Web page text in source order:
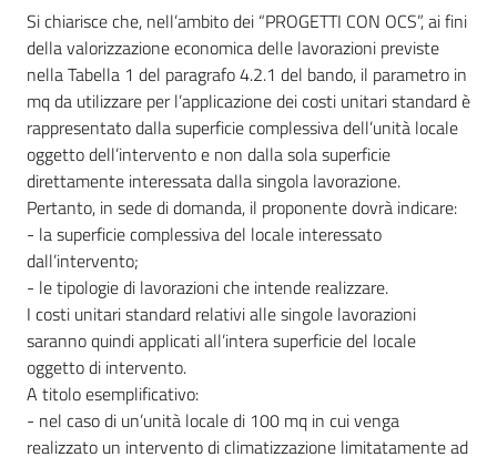
partecipazione
Seguici
su
Si chiarisce che, nell’ambito dei “PROGETTI CON OCS”, ai fini
della valorizzazione economica delle lavorazioni previste
nella Tabella 1 del paragrafo 4.2.1 del bando, il parametro in
mq da utilizzare per l’applicazione dei costi unitari standard è
rappresentato dalla superficie complessiva dell’unità locale
oggetto dell’intervento e non dalla sola superficie
direttamente interessata dalla singola lavorazione.
Pertanto, in sede di domanda, il proponente dovrà indicare:
- la superficie complessiva del locale interessato
dall’intervento;
- le tipologie di lavorazioni che intende realizzare.
I costi unitari standard relativi alle singole lavorazioni
saranno quindi applicati all’intera superficie del locale
oggetto di intervento.
A titolo esemplificativo:
- nel caso di un’unità locale di 100 mq in cui venga
realizzato un intervento di climatizzazione limitatamente ad